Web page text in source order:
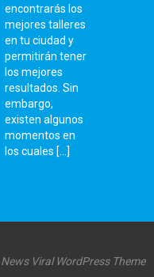
encontrarás los
mejores talleres
en tu ciudad y
permitirán tener
los mejores
resultados. Sin
embargo,
existen algunos
momentos en
los cuales […]
News Viral WordPress Theme